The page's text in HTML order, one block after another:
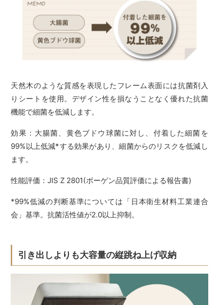
天然木のような質感を表現したフレーム表面には抗菌剤入
りシートを使用。デザイン性を損なうことなく優れた抗菌
機能で細菌を低減します。
効果：大腸菌、黄色ブドウ球菌に対し、付着した細菌を
99%以上低減*する効果があり、細菌からのリスクを低減し
ます。
性能評価：JIS Z 2801(ボーゲン品質評価による報告書)
*99%低減の判断基準については「日本衛生材料工業連合
会」基準。抗菌活性値が2.0以上抑制。
引き出しよりも大容量の縦跳ね上げ収納